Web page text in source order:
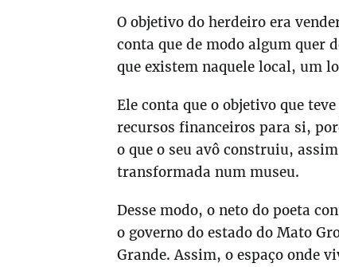
O objetivo do herdeiro era
conta que de modo algum quer
que existem naquele local, um
Ele conta que o objetivo que
recursos financeiros para si,
o que o seu avô construiu,
transformada num museu.
Desse modo, o neto do poeta
o governo do estado do Mato
Grande. Assim, o espaço onde